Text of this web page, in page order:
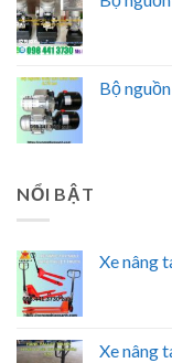
Bộ
NỔI BẬT
Xe nâng
Xe nâng